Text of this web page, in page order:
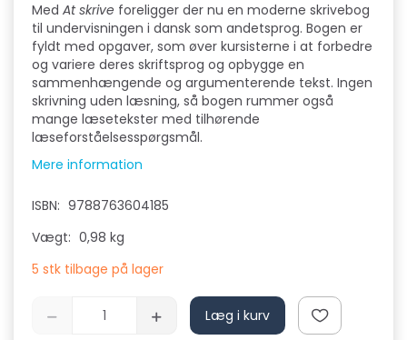
Med At skrive foreligger der nu en moderne skrivebog
til undervisningen i dansk som andetsprog. Bogen er
fyldt med opgaver, som øver kursisterne i at forbedre
og variere deres skriftsprog og opbygge en
sammenhængende og argumenterende tekst. Ingen
skrivning uden læsning, så bogen rummer også
mange læsetekster med tilhørende
læseforståelsesspørgsmål.
Mere information
ISBN: 9788763604185
Vægt: 0,98 kg
5 stk tilbage på lager
Læg i kurv